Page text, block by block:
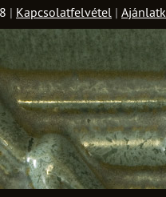
Kapcsolatfelvétel